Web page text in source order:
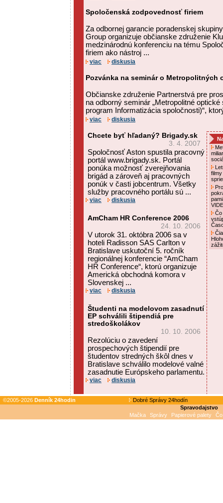
Spoločenská zodpovednosť firiem
Za odbornej garancie poradenskej
Group organizuje občianske združenie
medzinárodnú konferenciu na tému
firiem ako nástroj ...
viac diskusia
Pozvánka na seminár o Metropolitných
Občianske združenie Partnerstvá pre
na odborný seminár „Metropolitné
program Informatizácia spoločnosti)“,
viac diskusia
Chcete byť hľadaný? Brigady.sk
3. 4. 2007
Spoločnosť Aston spustila pracovný
portál www.brigady.sk. Portál
ponúka možnosť zverejňovania
brigád a zároveň aj pracovných
ponúk v časti jobcentrum. Všetky
služby pracovného portálu sú ...
viac diskusia
AmCham HR Conference 2006
24. 10. 2006
V utorok 31. októbra 2006 sa v
hoteli Radisson SAS Carlton v
Bratislave uskutoční 5. ročník
regionálnej konferencie “AmCham
HR Conference“, ktorú organizuje
Americká obchodná komora v
Slovenskej ...
viac diskusia
Študenti na modelovom zasadnutí
EP schválili štipendiá pre
stredoškolákov
10. 10. 2006
Rezolúciu o zavedení
prospechových štipendií pre
študentov stredných škôl dnes v
Bratislave schválilo modelové valné
zasadnutie Európskeho parlamentu.
viac diskusia
Čo
©2005-2026 Denník 24hodin
Dobré Správy 24hodín
Spravodajstvo
Mačka
Správy Papierové palety